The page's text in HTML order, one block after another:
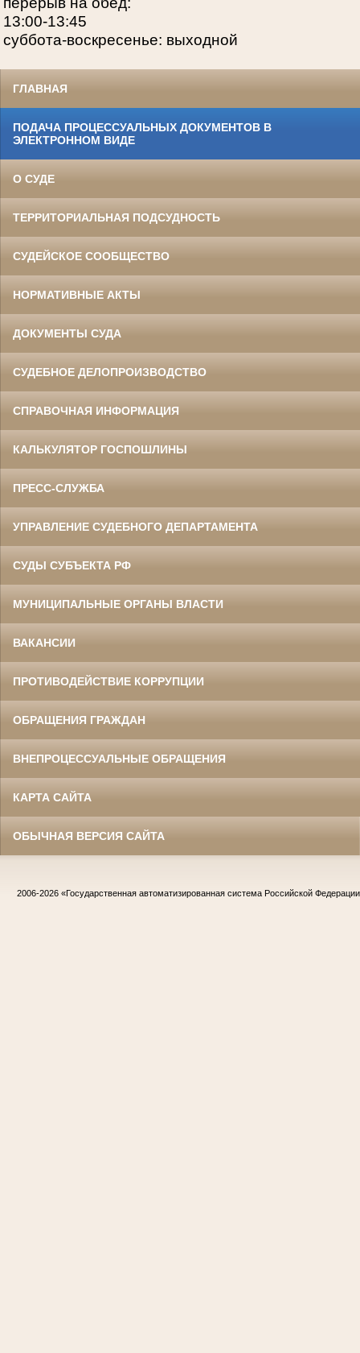
13:00-13:45
суббота-воскресенье: выходной
ГЛАВНАЯ
ПОДАЧА ПРОЦЕССУАЛЬНЫХ ДОКУМЕНТОВ В
ЭЛЕКТРОННОМ ВИДЕ
О СУДЕ
ТЕРРИТОРИАЛЬНАЯ ПОДСУДНОСТЬ
СУДЕЙСКОЕ СООБЩЕСТВО
НОРМАТИВНЫЕ АКТЫ
ДОКУМЕНТЫ СУДА
СУДЕБНОЕ ДЕЛОПРОИЗВОДСТВО
СПРАВОЧНАЯ ИНФОРМАЦИЯ
КАЛЬКУЛЯТОР ГОСПОШЛИНЫ
ПРЕСС-СЛУЖБА
УПРАВЛЕНИЕ СУДЕБНОГО ДЕПАРТАМЕНТА
СУДЫ СУБЪЕКТА РФ
МУНИЦИПАЛЬНЫЕ ОРГАНЫ ВЛАСТИ
ВАКАНСИИ
ПРОТИВОДЕЙСТВИЕ КОРРУПЦИИ
ОБРАЩЕНИЯ ГРАЖДАН
ВНЕПРОЦЕССУАЛЬНЫЕ ОБРАЩЕНИЯ
КАРТА САЙТА
ОБЫЧНАЯ ВЕРСИЯ САЙТА
2006-2026 «Государственная автоматизированная система Российской